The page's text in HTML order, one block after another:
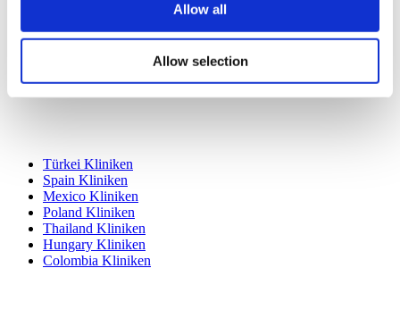
Allow all
Allow selection
Türkei Kliniken
Spain Kliniken
Mexico Kliniken
Poland Kliniken
Thailand Kliniken
Hungary Kliniken
Colombia Kliniken